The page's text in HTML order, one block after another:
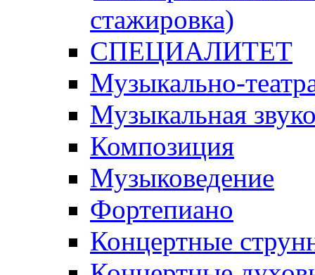
стажировка)
СПЕЦИАЛИТЕТ
Музыкально-
Музыкальная
Композиция
Музыковедение
Фортепиано
Концертные